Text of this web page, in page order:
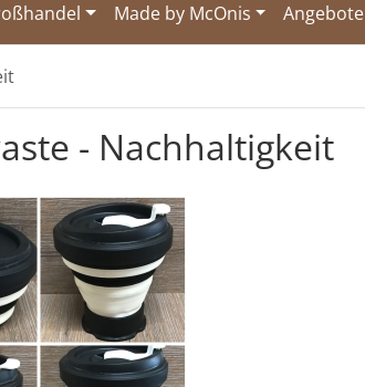
Made by McOnis Angebote
- Nachhaltigkeit